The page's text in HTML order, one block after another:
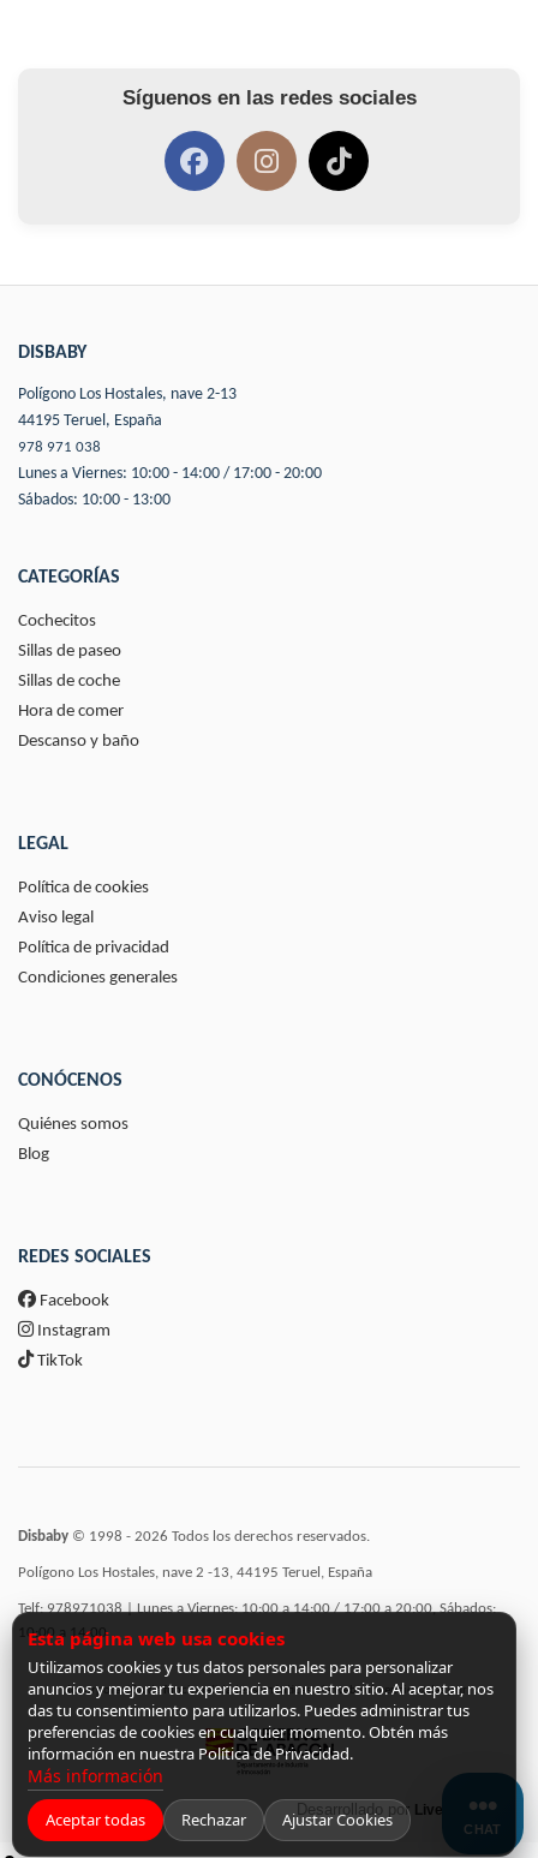
Síguenos en las redes sociales
DISBABY
Polígono Los Hostales, nave 2-13
44195 Teruel, España
978 971 038
Lunes a Viernes: 10:00 - 14:00 / 17:00 - 20:00
Sábados: 10:00 - 13:00
CATEGORÍAS
Cochecitos
Sillas de paseo
Sillas de coche
Hora de comer
Descanso y baño
LEGAL
Política de cookies
Aviso legal
Política de privacidad
Condiciones generales
CONÓCENOS
Quiénes somos
Blog
REDES SOCIALES
Facebook
Instagram
TikTok
Disbaby © 1998 - 2026 Todos los derechos reservados.
Polígono Los Hostales, nave 2 -13, 44195 Teruel, España
Telf: 978971038 | Lunes a Viernes: 10:00 a 14:00 / 17:00 a 20:00, Sábados:
10:00 a 14:00
Incorporación de funcionalidades semánticas a la web subvencionadas por:
Desarrollado por LiveCommerce
Esta página web usa cookies
Utilizamos cookies y tus datos personales para personalizar
anuncios y mejorar tu experiencia en nuestro sitio. Al aceptar, nos
das tu consentimiento para utilizarlos. Puedes administrar tus
preferencias de cookies en cualquier momento. Obtén más
información en nuestra Política de Privacidad.
Más información
Aceptar todas Rechazar Ajustar Cookies